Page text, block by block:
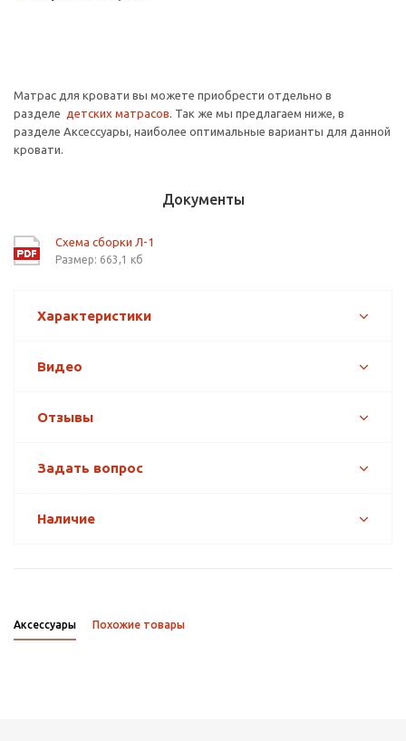
Матрас для кровати вы можете приобрести отдельно в
разделе детских матрасов. Так же мы предлагаем ниже, в
разделе Аксессуары, наиболее оптимальные варианты для данной
кровати.
Документы
Схема сборки Л-1
Размер: 663,1 кб
Характеристики
Видео
Отзывы
Задать вопрос
Наличие
Аксессуары Похожие товары